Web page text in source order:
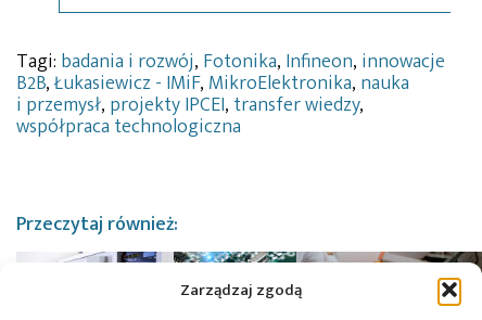
Zarządzaj zgodą
Tagi: badania i rozwój, Fotonika, Infineon, innowacje
B2B,Łukasiewicz - IMiF, MikroElektronika, nauka
i przemysł, projekty IPCEI, transfer wiedzy,
współpraca technologiczna
Przeczytaj również: